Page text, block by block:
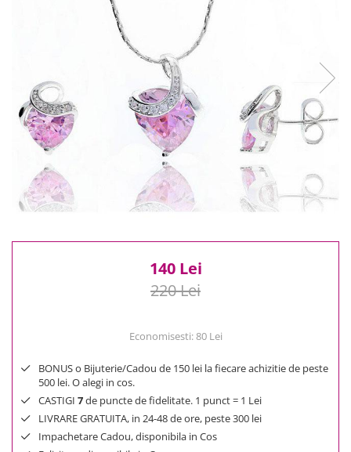
Cele mai votate
Cu video
Pret
0 Lei - 100 Lei
100 Lei - 200 Lei
200 Lei - 300 Lei
500 Lei - 1000 Lei
140 Lei
220 Lei
Economisesti:80 Lei
BONUS o Bijuterie/Cadou de 150 lei la fiecare achizitie de peste
500 lei. O alegi in cos.
CASTIGI 7de puncte de fidelitate. 1 punct = 1 Lei
LIVRARE GRATUITA, in 24-48 de ore, peste 300 lei
Impachetare Cadou, disponibila in Cos